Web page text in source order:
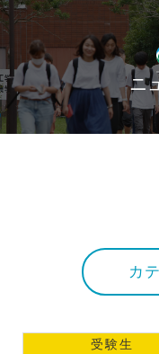
ニ
カ
受験生